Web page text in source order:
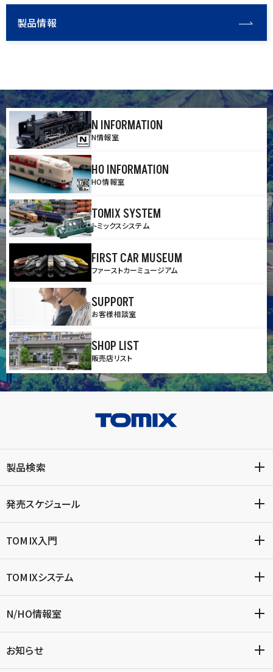
製品情報
N INFORMATION
N情報室
HO INFORMATION
HO情報室
TOMIX SYSTEM
トミックスシステム
FIRST CAR MUSEUM
ファーストカーミュージアム
SUPPORT
お客様相談室
SHOP LIST
販売店リスト
製品検索
発売スケジュール
TOMIX入門
TOMIXシステム
N/HO情報室
お知らせ